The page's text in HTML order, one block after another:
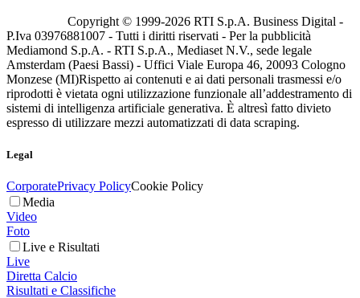
Copyright © 1999-2026 RTI S.p.A. Business Digital -
P.Iva 03976881007 - Tutti i diritti riservati - Per la pubblicità
Mediamond S.p.A. - RTI S.p.A., Mediaset N.V., sede legale
Amsterdam (Paesi Bassi) - Uffici Viale Europa 46, 20093 Cologno
Monzese (MI)Rispetto ai contenuti e ai dati personali trasmessi e/o
riprodotti è vietata ogni utilizzazione funzionale all’addestramento di
sistemi di intelligenza artificiale generativa. È altresì fatto divieto
espresso di utilizzare mezzi automatizzati di data scraping.
Legal
CorporatePrivacy PolicyCookie Policy
Media
Video
Foto
Live e Risultati
Live
Diretta Calcio
Risultati e Classifiche